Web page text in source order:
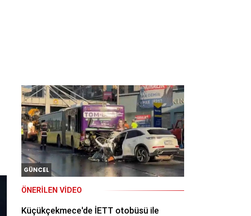
GÜNCEL
ÖNERILEN VIDEO
Küçükçekmece'de İETT otobüsü ile